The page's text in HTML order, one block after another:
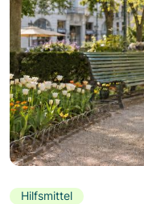
Hilfsmittel